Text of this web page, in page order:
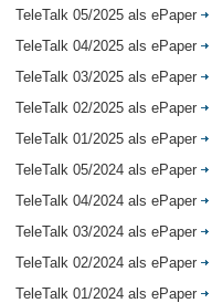
TeleTalk 05/2025 als ePaper
TeleTalk 04/2025 als ePaper
TeleTalk 03/2025 als ePaper
TeleTalk 02/2025 als ePaper
TeleTalk 01/2025 als ePaper
TeleTalk 05/2024 als ePaper
TeleTalk 04/2024 als ePaper
TeleTalk 03/2024 als ePaper
TeleTalk 02/2024 als ePaper
TeleTalk 01/2024 als ePaper